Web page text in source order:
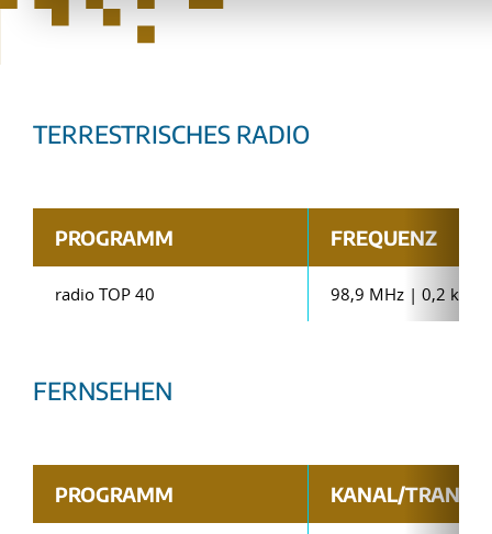
TERRESTRISCHES RADIO
PROGRAMM FREQUENZ
radio TOP 40 98,9 MHz | 0,2 kW
FERNSEHEN
PROGRAMM KANAL/